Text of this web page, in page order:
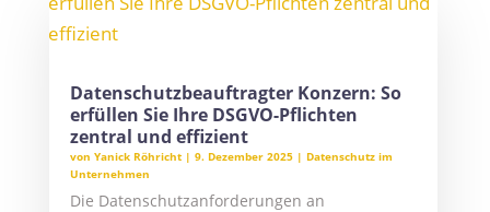
Datenschutzbeauftragter Konzern: So
erfüllen Sie Ihre DSGVO-Pflichten
zentral und effizient
von Yanick Röhricht| 9. Dezember 2025| Datenschutz im
Unternehmen
Die Datenschutzanforderungen an